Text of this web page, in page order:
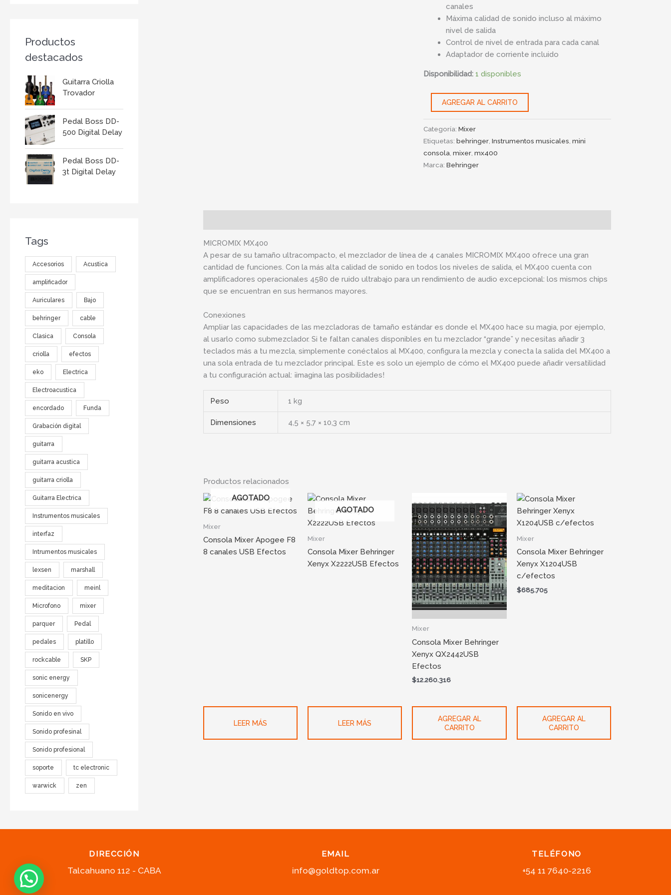
Productos
destacados
Guitarra Criolla
Trovador
Pedal Boss DD-
500 Digital Delay
Pedal Boss DD-
3t Digital Delay
Tags
Accesorios Acustica
amplificador
Auriculares Bajo
behringer cable
Clasica Consola
criolla efectos
eko Electrica
Electroacustica
encordado Funda
Grabación digital
guitarra
guitarra acustica
guitarra criolla
Guitarra Electrica
Instrumentos musicales
interfaz
Intrumentos musicales
lexsen marshall
meditacion meinl
Microfono mixer
parquer Pedal
pedales platillo
rockcable SKP
sonic energy
sonicenergy
Sonido en vivo
Sonido profesinal
Sonido profesional
soporte tc electronic
warwick zen
canales
Máxima calidad de sonido incluso al máximo
nivel de salida
Control de nivel de entrada para cada canal
Adaptador de corriente incluido
Disponibilidad: 1 disponibles
AGREGAR AL CARRITO
Categoría:Mixer
Etiquetas:behringer ,Instrumentos musicales ,mini
consola ,mixer ,mx400
Marca:Behringer
MICROMIX MX400
A pesar de su tamaño ultracompacto, el mezclador de línea de 4 canales MICROMIX MX400 ofrece una gran
cantidad de funciones. Con la más alta calidad de sonido en todos los niveles de salida, el MX400 cuenta con
amplificadores operacionales 4580 de ruido ultrabajo para un rendimiento de audio excepcional: los mismos chips
que se encuentran en sus hermanos mayores.
Conexiones
Ampliar las capacidades de las mezcladoras de tamaño estándar es donde el MX400 hace su magia, por ejemplo,
al usarlo como submezclador. Si te faltan canales disponibles en tu mezclador “grande” y necesitas añadir 3
teclados más a tu mezcla, simplemente conéctalos al MX400, configura la mezcla y conecta la salida del MX400 a
una sola entrada de tu mezclador principal. Este es solo un ejemplo de cómo el MX400 puede añadir versatilidad
a tu configuración actual: ¡imagina las posibilidades!
Peso 1 kg
Dimensiones 4,5 × 5,7 × 10,3 cm
Productos relacionados
AGOTADO
Mixer
Consola Mixer Apogee F8
8 canales USB Efectos
LEER MÁS
AGOTADO
Mixer
Consola Mixer Behringer
Xenyx X2222USB Efectos
LEER MÁS
Mixer
Consola Mixer Behringer
Xenyx QX2442USB
Efectos
$12.260.316
AGREGAR AL
CARRITO
Mixer
Consola Mixer Behringer
Xenyx X1204USB
c/efectos
$685.705
AGREGAR AL
CARRITO
DIRECCIÓN
Talcahuano 112 - CABA
EMAIL
info@goldtop.com.ar
TELÉFONO
+54 11 7640-2216